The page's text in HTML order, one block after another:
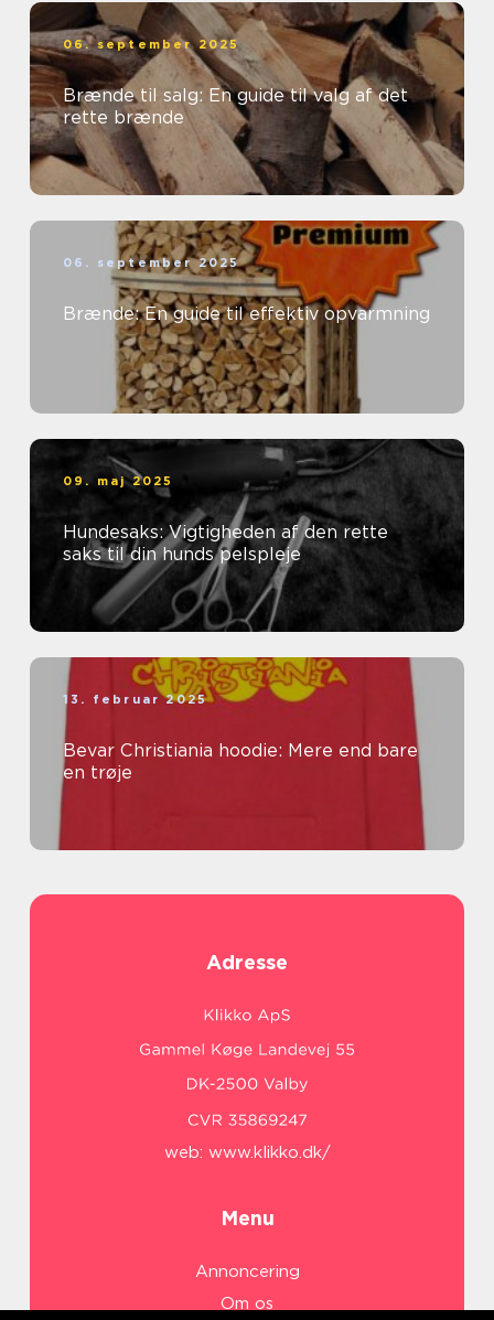
06. september 2025
Brænde til salg: En guide til valg af det
rette brænde
06. september 2025
Brænde: En guide til effektiv opvarmning
09. maj 2025
Hundesaks: Vigtigheden af den rette
saks til din hunds pelspleje
13. februar 2025
Bevar Christiania hoodie: Mere end bare
en trøje
Adresse
web: www.klikko.dk/
Menu
Annoncering
Om os